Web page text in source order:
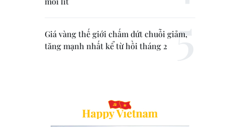
Giá vàng thế giới chấm dứt chuỗi giảm,
tăng mạnh nhất kể từ hồi tháng 2